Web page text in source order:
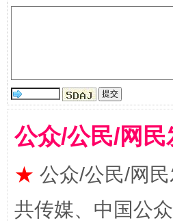
公众/公民/网
★ 公众/公民/网
共传媒、中国公